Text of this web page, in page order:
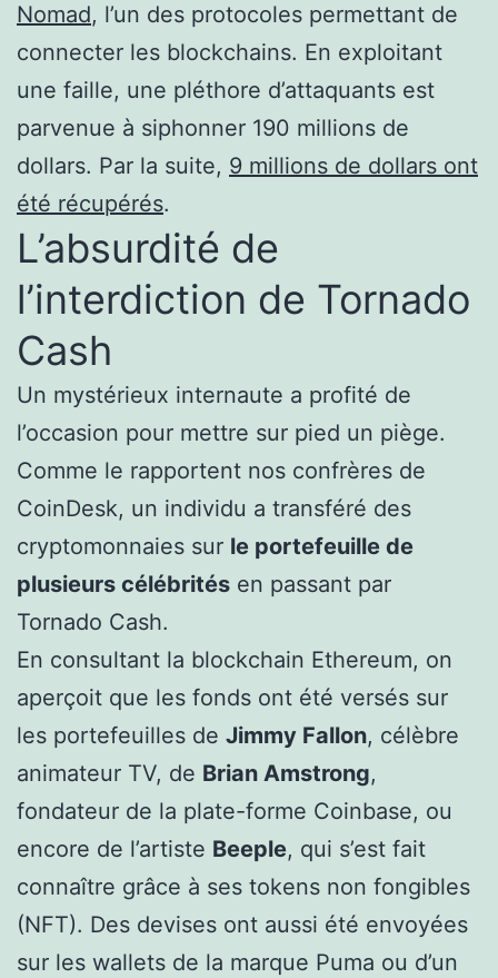
Nomad, l’un des protocoles permettant de
connecter les blockchains. En exploitant
une faille, une pléthore d’attaquants est
parvenue à siphonner 190 millions de
dollars. Par la suite, 9 millions de dollars ont
été récupérés.
L’absurdité de
l’interdiction de Tornado
Cash
Un mystérieux internaute a profité de
l’occasion pour mettre sur pied un piège.
Comme le rapportent nos confrères de
CoinDesk, un individu a transféré des
cryptomonnaies sur le portefeuille de
plusieurs célébrités en passant par
Tornado Cash.
En consultant la blockchain Ethereum, on
aperçoit que les fonds ont été versés sur
les portefeuilles de Jimmy Fallon, célèbre
animateur TV, de Brian Amstrong,
fondateur de la plate-forme Coinbase, ou
encore de l’artiste Beeple, qui s’est fait
connaître grâce à ses tokens non fongibles
(NFT). Des devises ont aussi été envoyées
sur les wallets de la marque Puma ou d’un